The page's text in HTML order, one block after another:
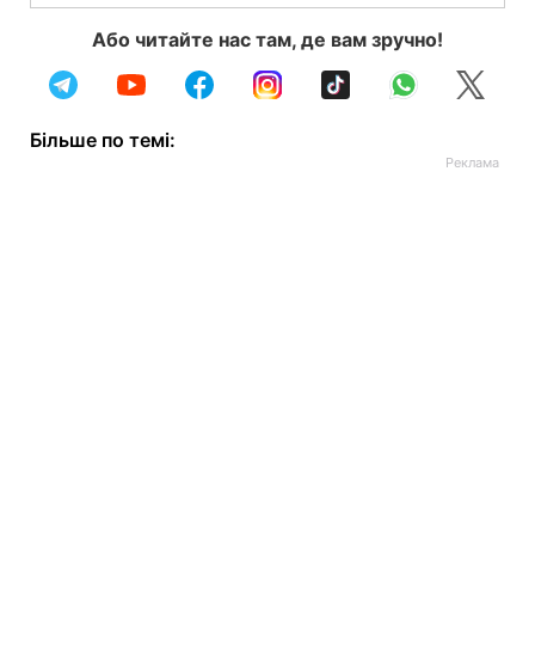
Або читайте нас там, де вам зручно!
Більше по темі: